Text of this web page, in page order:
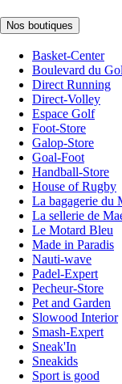
Nos boutiques
Basket-Center
Boulevard du
Direct Running
Direct-Volley
Espace Golf
Foot-Store
Galop-Store
Goal-Foot
Handball-Store
House of Rugby
La bagagerie du
La sellerie de
Le Motard Bleu
Made in Paradis
Nauti-wave
Padel-Expert
Pecheur-Store
Pet and Garden
Slowood Interior
Smash-Expert
Sneak'In
Sneakids
Sport is good